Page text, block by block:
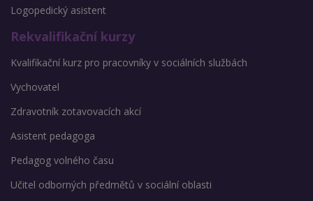
Logopedický asistent
Rekvalifikační kurzy
Kvalifikační kurz pro pracovníky v sociálních službách
Vychovatel
Zdravotník zotavovacích akcí
Asistent pedagoga
Pedagog volného času
Učitel odborných předmětů v sociální oblasti